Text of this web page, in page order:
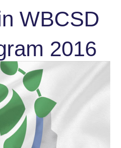
WBCSD
2016